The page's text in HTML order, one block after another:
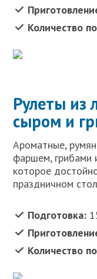
Количество
Рулеты из
сыром и
Ароматные,
фаршем, грибами
которое
праздничном
Подготовка:
Количество